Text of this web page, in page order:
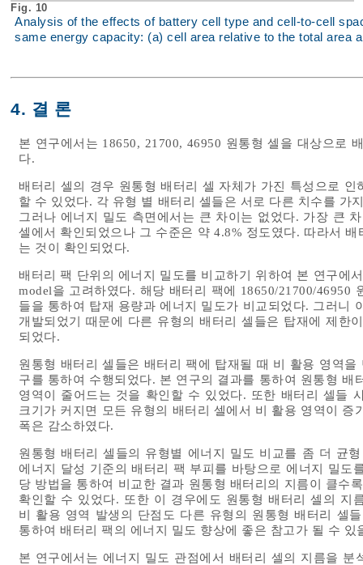
Fig. 10
Analysis of the effects of battery cell type and cell-to-cell
same energy capacity: (a) cell area relative to the total area
4. 결 론
본 연구에서는 18650, 21700, 46950 원통형 셀을 대상으로
다.
배터리 셀의 경우 원통형 배터리 셀 자체가 가진 특성으로
할 수 있었다. 각 유형 별 배터리 셀들은 서로 다른 치수를 가
그러나 에너지 밀도 측면에서는 큰 차이는 없었다. 가장 큰
셀에서 확인되었으나 그 수준은 약 4.8% 정도였다. 따라서
는 것이 확인되었다.
배터리 팩 단위의 에너지 밀도를 비교하기 위하여 본 연구에
model을 고려하였다. 해당 배터리 팩에 18650/21700/46950
들을 통하여 탑재 용량과 에너지 밀도가 비교되었다. 그러니
개발되었기 때문에 다른 유형의 배터리 셀들은 탑재에 제한
되었다.
원통형 배터리 셀들은 배터리 팩에 탑재될 때 비 활용 영역
구를 통하여 수행되었다. 본 연구의 결과를 통하여 원통형
영역이 줄어드는 것을 확인할 수 있었다. 또한 배터리 셀들
크기가 커지면 모든 유형의 배터리 셀에서 비 활용 영역이
폭은 감소하였다.
원통형 배터리 셀들의 유형별 에너지 밀도 비교를 좀 더 균
에너지 달성 기준의 배터리 팩 부피를 바탕으로 에너지 밀도
당 방법을 통하여 비교한 결과 원통형 배터리의 지름이 클수
확인할 수 있었다. 또한 이 경우에도 원통형 배터리 셀의 지
비 활용 영역 발생의 단점도 다른 유형의 원통형 배터리 셀
통하여 배터리 팩의 에너지 밀도 향상에 좋은 참고가 될 수 있
본 연구에서는 에너지 밀도 관점에서 배터리 셀의 지름을